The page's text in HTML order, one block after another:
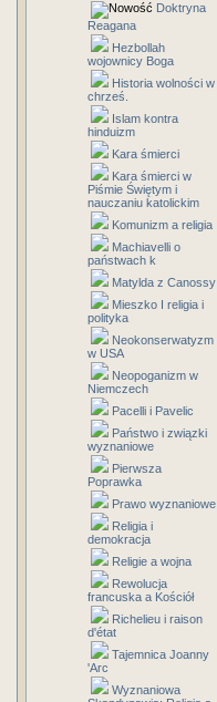
Doktryna
Reagana
Hezbollah
wojownicy Boga
Historia wolności w
chrześ.
Islam kontra
hinduizm
Kara śmierci
Kara śmierci w
Piśmie Świętym i
nauczaniu katolickim
Komunizm a religia
Machiavelli o
państwach k
Matylda z Canossy
Mieszko I religia i
polityka
Neokonserwatyzm
w USA
Neopoganizm w
Niemczech
Pacelli i Pavelic
Państwo i związki
wyznaniowe
Pierwsza
Poprawka
Prawo wyznaniowe
Religia i
demokracja
Religie a wojna
Rewolucja
francuska a Kościół
Richelieu i raison
d'état
Tajemnica Joanny
'Arc
Wyznaniowa